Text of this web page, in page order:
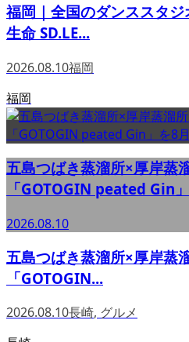
福岡｜全国のダンススタ
生命 SD.LE...
2026.08.10福岡
福岡
五島つばき蒸溜所×厚岸蒸
「GOTOGIN peated Gin
2026.08.10
五島つばき蒸溜所×厚岸蒸
「GOTOGIN...
2026.08.10長崎, グルメ